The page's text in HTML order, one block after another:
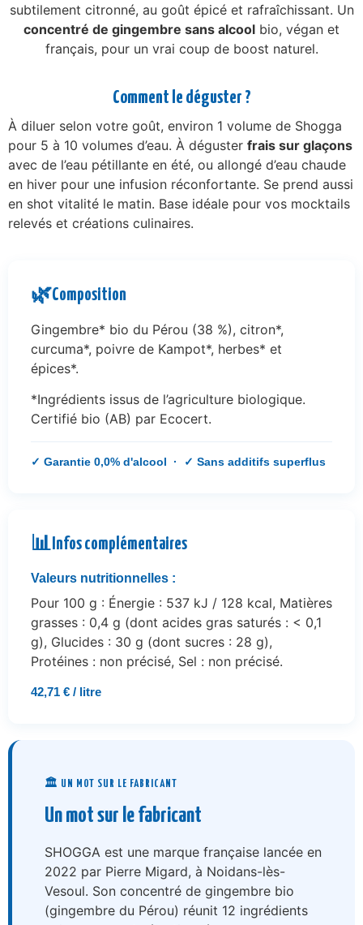
subtilement citronné, au goût épicé et rafraîchissant. Un
concentré de gingembre sans alcool bio, végan et
français, pour un vrai coup de boost naturel.
Comment le déguster ?
À diluer selon votre goût, environ 1 volume de Shogga
pour 5 à 10 volumes d’eau. À déguster frais sur glaçons
avec de l’eau pétillante en été, ou allongé d’eau chaude
en hiver pour une infusion réconfortante. Se prend aussi
en shot vitalité le matin. Base idéale pour vos mocktails
relevés et créations culinaires.
🌿Composition
Gingembre* bio du Pérou (38 %), citron*,
curcuma*, poivre de Kampot*, herbes* et
épices*.
*Ingrédients issus de l’agriculture biologique.
Certifié bio (AB) par Ecocert.
✓ Garantie 0,0% d'alcool · ✓ Sans additifs superflus
📊 Infos complémentaires
Valeurs nutritionnelles :
Pour 100 g : Énergie : 537 kJ / 128 kcal, Matières
grasses : 0,4 g (dont acides gras saturés : < 0,1
g), Glucides : 30 g (dont sucres : 28 g),
Protéines : non précisé, Sel : non précisé.
42,71 € / litre
🏛️ UN MOT SUR LE FABRICANT
Un mot sur le fabricant
SHOGGA est une marque française lancée en
2022 par Pierre Migard, à Noidans-lès-
Vesoul. Son concentré de gingembre bio
(gingembre du Pérou) réunit 12 ingrédients